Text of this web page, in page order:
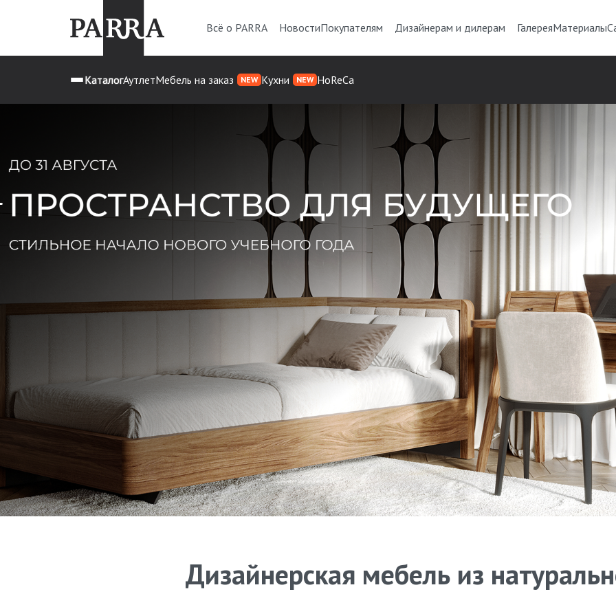
Всё о PARRA НовостиПокупателям Дизайнерам и дилерам ГалереяМатериалы
КаталогАутлетМебель на заказ NEW Кухни NEW HoReCa
Дизайнерская мебель из